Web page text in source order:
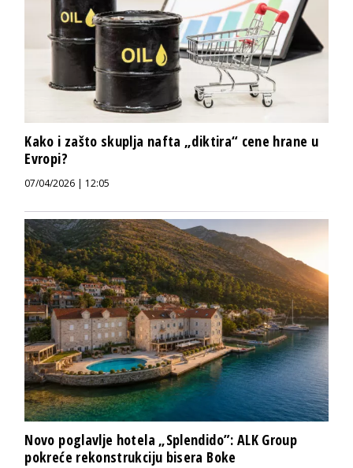
Kako i zašto skuplja nafta „diktira“ cene hrane u
Evropi?
07/04/2026 | 12:05
Novo poglavlje hotela „Splendido”: ALK Group
pokreće rekonstrukciju bisera Boke